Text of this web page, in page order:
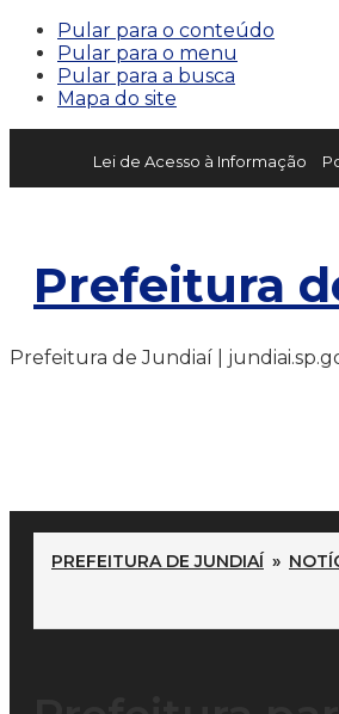
Pular para o conteúdo
Pular para o menu
Pular para a busca
Mapa do site
Lei de Acesso à Informação
Prefeitura
Prefeitura de Jundiaí |
PREFEITURA DE JUNDIAÍ »